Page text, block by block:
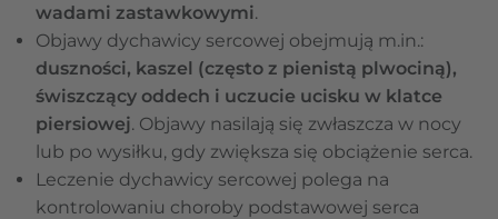
wadami zastawkowymi.
Objawy dychawicy sercowej obejmują m.in.:
duszności, kaszel (często z pienistą plwociną),
świszczący oddech i uczucie ucisku w klatce
piersiowej. Objawy nasilają się zwłaszcza w nocy
lub po wysiłku, gdy zwiększa się obciążenie serca.
Leczenie dychawicy sercowej polega na
kontrolowaniu choroby podstawowej serca